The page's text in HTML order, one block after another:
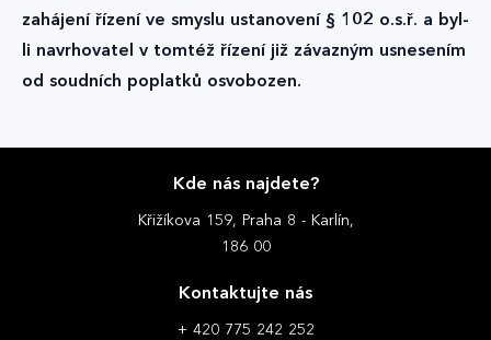
zahájení řízení ve smyslu ustanovení § 102 o.s.ř. a byl-
li navrhovatel v tomtéž řízení již závazným usnesením
od soudních poplatků osvobozen.
Kde nás najdete?
Křižíkova 159, Praha 8 - Karlín,
186 00
Kontaktujte nás
+ 420 775 242 252